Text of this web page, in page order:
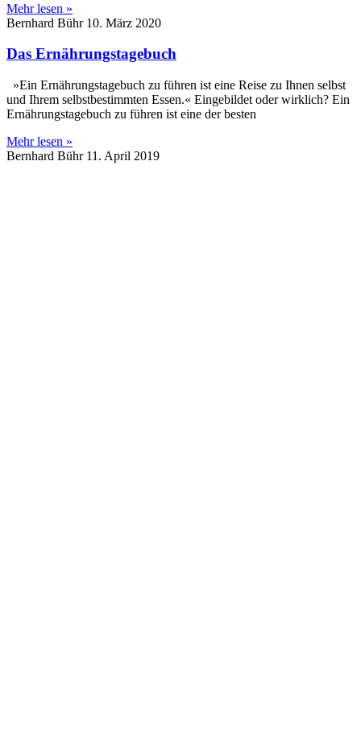
Mehr lesen »
Bernhard Bühr 10. März 2020
Das Ernährungstagebuch
»Ein Ernährungstagebuch zu führen ist eine Reise zu Ihnen selbst
und Ihrem selbstbestimmten Essen.« Eingebildet oder wirklich? Ein
Ernährungstagebuch zu führen ist eine der besten
Mehr lesen »
Bernhard Bühr 11. April 2019